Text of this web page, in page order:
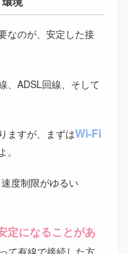
なのが、安定した接
、ADSL回線、そして
ますが、まずはWi-Fi
度制限がゆるい
定になることがあ